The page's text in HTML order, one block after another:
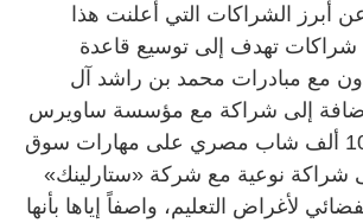
الشراكات التي أُعلنت هذا
شراكات تهدف إلى توسيع قاعدة
مع مبادرات محمد بن راشد آل
إضافة إلى شراكة مع مؤسسة ساويرس
للتنمية لتدريب 100 ألف شاب مصري على مهارات سوق
شراكة نوعية مع شركة «ستارلينك»
لأغراض التعليم، واصفاً إياها بأنها